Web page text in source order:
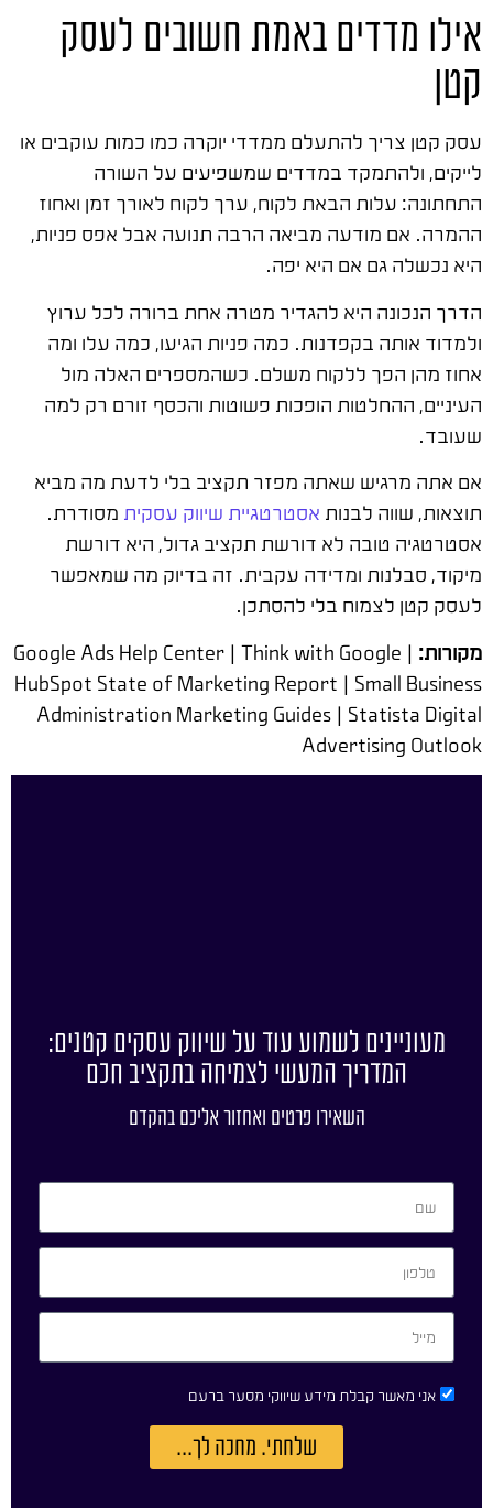
אילו מדדים באמת חשובים לעסק
קטן
עסק קטן צריך להתעלם ממדדי יוקרה כמו כמות עוקבים או
לייקים, ולהתמקד במדדים שמשפיעים על השורה
התחתונה: עלות הבאת לקוח, ערך לקוח לאורך זמן ואחוז
ההמרה. אם מודעה מביאה הרבה תנועה אבל אפס פניות,
היא נכשלה גם אם היא יפה.
הדרך הנכונה היא להגדיר מטרה אחת ברורה לכל ערוץ
ולמדוד אותה בקפדנות. כמה פניות הגיעו, כמה עלו ומה
אחוז מהן הפך ללקוח משלם. כשהמספרים האלה מול
העיניים, ההחלטות הופכות פשוטות והכסף זורם רק למה
שעובד.
אם אתה מרגיש שאתה מפזר תקציב בלי לדעת מה מביא
תוצאות, שווה לבנות אסטרטגיית שיווק עסקית מסודרת.
אסטרטגיה טובה לא דורשת תקציב גדול, היא דורשת
מיקוד, סבלנות ומדידה עקבית. זה בדיוק מה שמאפשר
לעסק קטן לצמוח בלי להסתכן.
מקורות: Google Ads Help Center | Think with Google |
HubSpot State of Marketing Report | Small Business
Administration Marketing Guides | Statista Digital
Advertising Outlook
מעוניינים לשמוע עוד על שיווק עסקים קטנים:
המדריך המעשי לצמיחה בתקציב חכם
השאירו פרטים ואחזור אליכם בהקדם
אני מאשר קבלת מידע שיווקי מסער ברעם
שלחתי. מחכה לך...